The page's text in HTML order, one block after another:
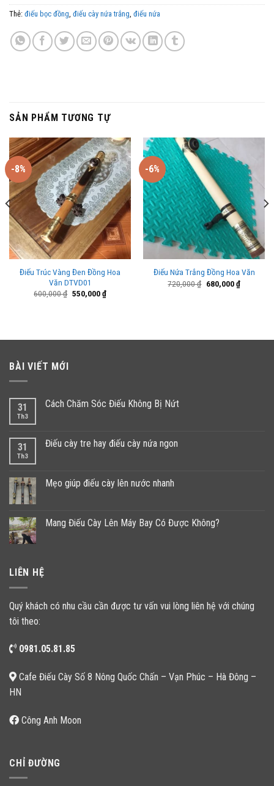
Thẻ: điếu bọc đồng, điếu cày nứa trắng, điếu nứa
SẢN PHẨM TƯƠNG TỰ
-8%
Điếu Trúc Vàng Đen Đồng Hoa
Văn DTVD01
600,000₫ Giá
550,000₫Giá
hiện
-6%
Điếu Nứa Trắng Đồng Hoa Văn
720,000₫ Giá
680,000₫Giá
hiện
BÀI VIẾT MỚI
31
Th3
Cách Chăm Sóc Điếu Không Bị Nứt
31
Th3
Điếu cày tre hay điếu cày nứa ngon
Mẹo giúp điếu cày lên nước nhanh
Mang Điếu Cày Lên Máy Bay Có Được Không?
LIÊN HỆ
Quý khách có nhu cầu cần được tư vấn vui lòng liên hệ với chúng
tôi theo:
0981.05.81.85
Cafe Điếu Cày Số 8 Nông Quốc Chấn – Vạn Phúc – Hà Đông –
HN
Công Anh Moon
CHỈ ĐƯỜNG